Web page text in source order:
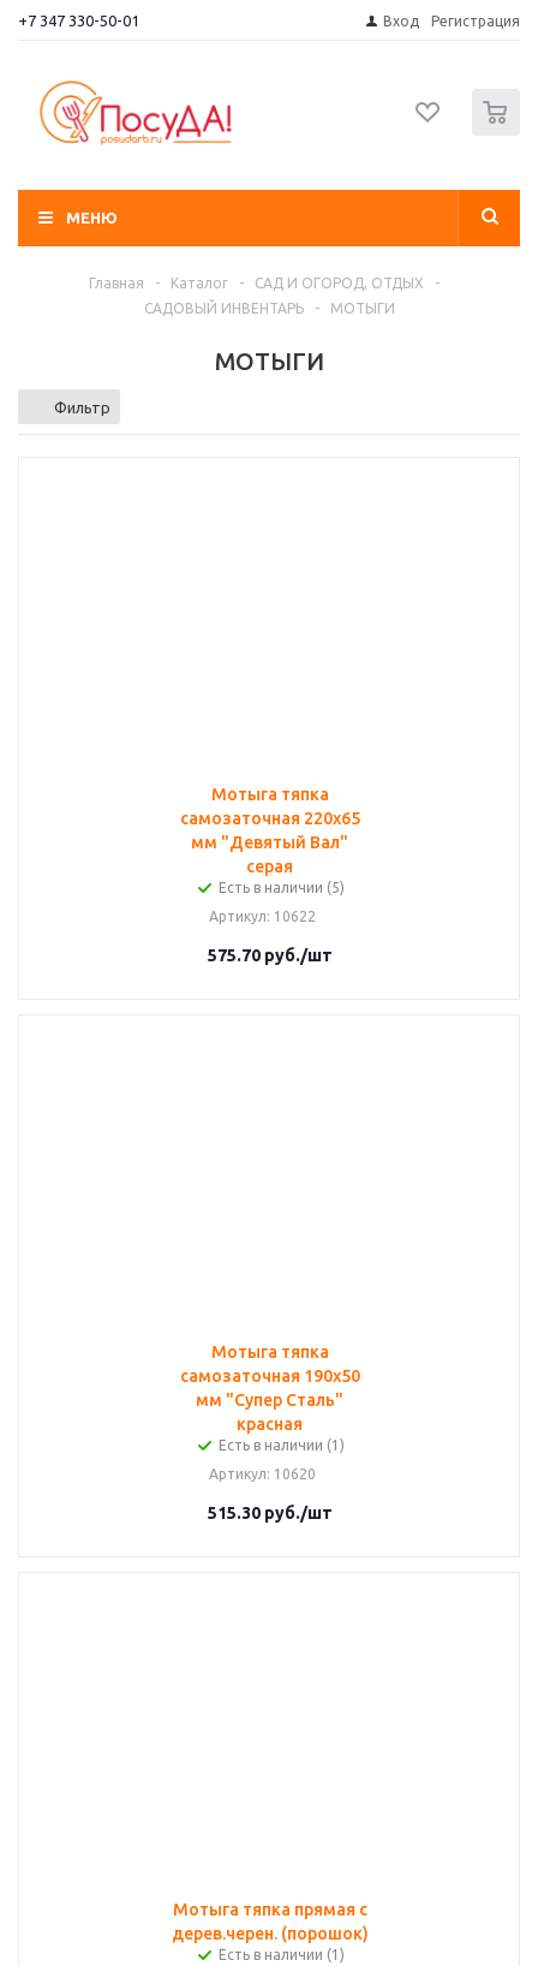
+7 347 330-50-01 Вход Регистрация
МЕНЮ
Главная - Каталог - САД И ОГОРОД, ОТДЫХ
-
САДОВЫЙ ИНВЕНТАРЬ
- МОТЫГИ
МОТЫГИ
Фильтр
Мотыга тяпка
самозаточная 220х65
мм "Девятый Вал"
серая
Есть в наличии (5)
Артикул: 10622
575.70руб./шт
Мотыга тяпка
самозаточная 190х50
мм "Супер Сталь"
красная
Есть в наличии (1)
Артикул: 10620
515.30руб./шт
Мотыга тяпка прямая с
дерев.черен. (порошок)
Есть в наличии (1)